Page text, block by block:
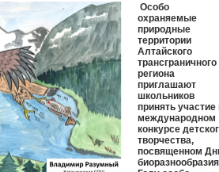
Особо
охраняемые
природные
территории
Алтайского
трансграничного
региона
приглашают
школьников
принять участие
международном
конкурсе
творчества,
посвященном